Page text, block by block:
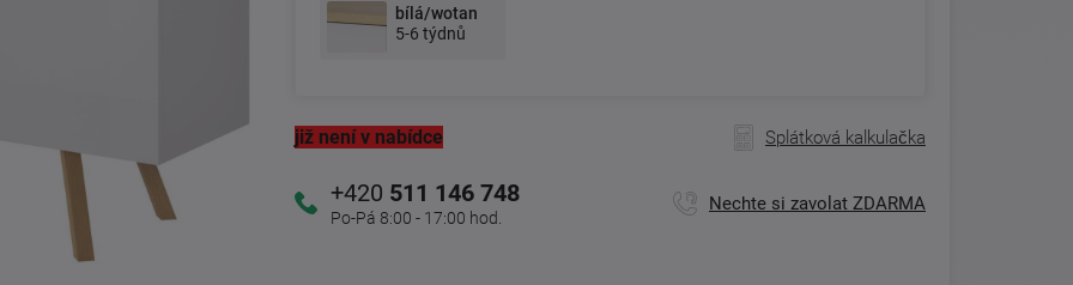
bílá/wotan
5-6 týdnů
již není v nabídce Splátková kalkulačka
+420 511 146 748
Po-Pá 8:00 - 17:00 hod.
Nechte si zavolat ZDARMA